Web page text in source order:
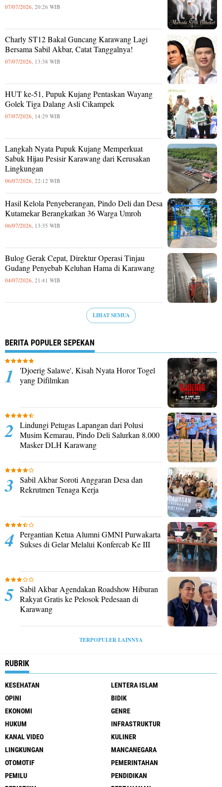
07/07/2026, 20:26 WIB
Charly ST12 Bakal Guncang Karawang Lagi
Bersama Sabil Akbar, Catat Tanggalnya!
07/07/2026, 13:38 WIB
HUT ke-51, Pupuk Kujang Pentaskan Wayang
Golek Tiga Dalang Asli Cikampek
07/07/2026, 14:29 WIB
Langkah Nyata Pupuk Kujang Memperkuat
Sabuk Hijau Pesisir Karawang dari Kerusakan
Lingkungan
06/07/2026, 22:12 WIB
Hasil Kelola Penyeberangan, Pindo Deli dan Desa
Kutamekar Berangkatkan 36 Warga Umroh
06/07/2026, 13:35 WIB
Bulog Gerak Cepat, Direktur Operasi Tinjau
Gudang Penyebab Keluhan Hama di Karawang
04/07/2026, 21:41 WIB
LIHAT SEMUA
BERITA POPULER SEPEKAN
'Djoerig Salawe', Kisah Nyata Horor Togel
yang Difilmkan
Lindungi Petugas Lapangan dari Polusi
Musim Kemarau, Pindo Deli Salurkan 8.000
Masker DLH Karawang
Sabil Akbar Soroti Anggaran Desa dan
Rekrutmen Tenaga Kerja
Pergantian Ketua Alumni GMNI Purwakarta
Sukses di Gelar Melalui Konfercab Ke III
Sabil Akbar Agendakan Roadshow Hiburan
Rakyat Gratis ke Pelosok Pedesaan di
Karawang
TERPOPULER LAINNYA
RUBRIK
KESEHATAN
LENTERA ISLAM
OPINI
BIDIK
EKONOMI
GENRE
HUKUM
INFRASTRUKTUR
KANAL VIDEO
KULINER
LINGKUNGAN
MANCANEGARA
OTOMOTIF
PEMERINTAHAN
PEMILU
PENDIDIKAN